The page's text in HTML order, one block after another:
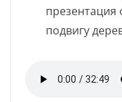
презентация
подвигу